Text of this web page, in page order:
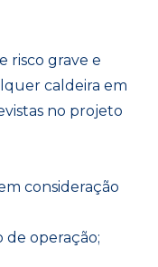
risco grave e
caldeira em
no projeto
consideração
de operação;